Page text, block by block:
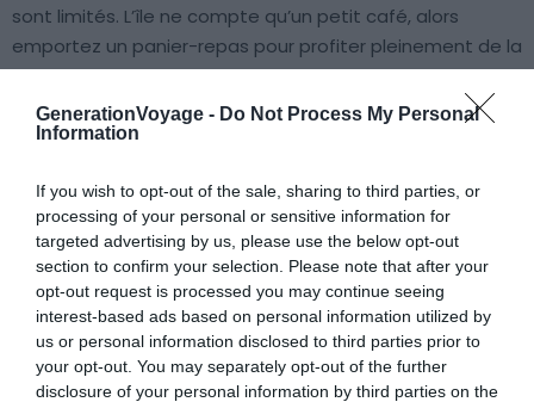
GenerationVoyage - Do Not Process My Personal
Information
If you wish to opt-out of the sale, sharing to third parties, or
processing of your personal or sensitive information for
targeted advertising by us, please use the below opt-out
section to confirm your selection. Please note that after your
opt-out request is processed you may continue seeing
interest-based ads based on personal information utilized by
us or personal information disclosed to third parties prior to
your opt-out. You may separately opt-out of the further
disclosure of your personal information by third parties on the
sont limités. L’île ne compte qu’un petit café, alors
emportez un panier-repas pour profiter pleinement de la
pause pique-nique en pleine nature. Un lieu tranquille,
idéal pour s’éloigner de la foule lors d’une visite de
Corfou en famille.
6. Se rafraîchir à Aqualand Corfu